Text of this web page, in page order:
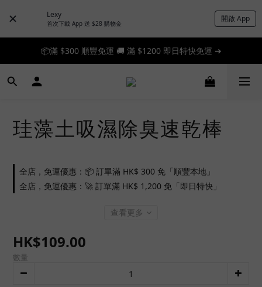
Lexy
首次下載 App 送 $28 購物金 開啟 App
📦滿 $300 順豐免運 🚚 滿 $1200 即日特快免運 ➔
📦滿 $300 順豐免運 🚚 滿 $1200 即日特快免運 ➔
🎉 新人首單享 88 折，快來領券加入！➔
珪藻土吸濕除臭速乾棒
全店，免運優惠：📦 訂單滿 HK$ 300 免「順豐本地」
全店，免運優惠：🚀 訂單滿 HK$ 1,200 免「即日特快」
查看更多
HK$109.00
數量